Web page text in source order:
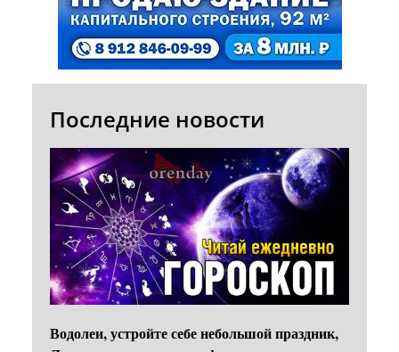
Последние новости
Водолеи, устройте себе небольшой праздник,